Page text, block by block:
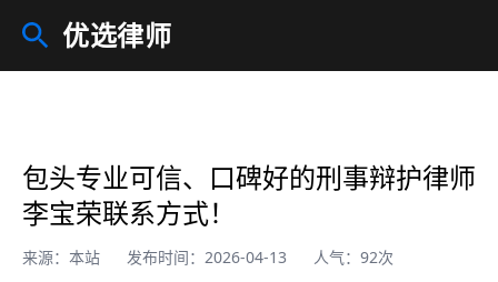
优选律师
包头专业可信、口碑好的刑事辩护律师
李宝荣联系方式！
来源：本站 发布时间：2026-04-13 人气：92次